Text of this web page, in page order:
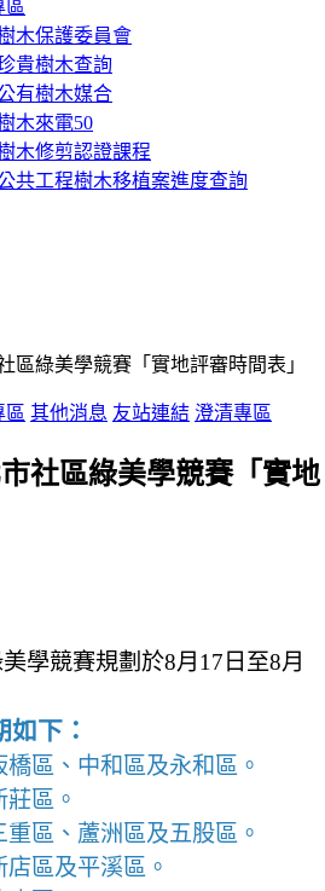
區
木保護委員會
貴樹木查詢
有樹木媒合
木來電50
木修剪認證課程
共工程樹木移植案進度查詢
區綠美學競賽「實地評審時間表」
區 其他消息 友站連結 澄清專區
社區綠美學競賽「實地
學競賽規劃於8月17日至8月
下：
區、中和區及永和區。
區。
區、蘆洲區及五股區。
區及平溪區。